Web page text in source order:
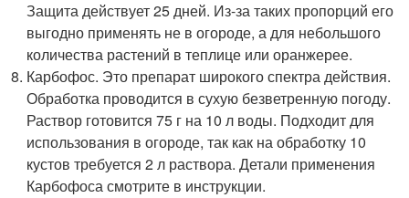
Защита действует 25 дней. Из-за таких пропорций его
выгодно применять не в огороде, а для небольшого
количества растений в теплице или оранжерее.
Карбофос. Это препарат широкого спектра действия.
Обработка проводится в сухую безветренную погоду.
Раствор готовится 75 г на 10 л воды. Подходит для
использования в огороде, так как на обработку 10
кустов требуется 2 л раствора. Детали применения
Карбофоса смотрите в инструкции.